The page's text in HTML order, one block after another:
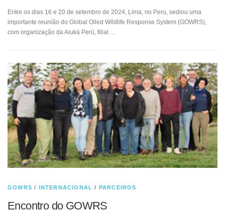
Entre os dias 16 e 20 de setembro de 2024, Lima, no Peru, sediou uma
importante reunião do Global Oiled Wildlife Response System (GOWRS),
com organização da Aiuká Perú, filial …
GOWRS / INTERNACIONAL / PARCEIROS
Encontro do GOWRS